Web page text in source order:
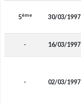
5ème 30/03/1997
- 16/03/1997
- 02/03/1997